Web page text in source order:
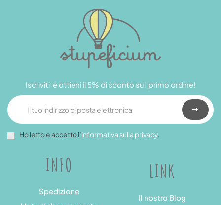
INFO
Spedizione
LINK
Il nostro Blog
Iscriviti e ottieni il 5% di sconto sul primo ordine!
Ho letto e accetto l’informativa sulla privacy.